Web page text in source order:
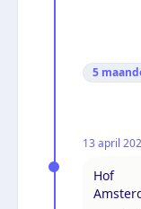
5
13 april
Hof